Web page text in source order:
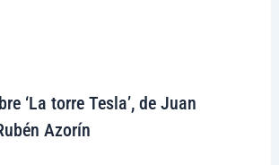
‘La torre Tesla’, de Juan
Azorín